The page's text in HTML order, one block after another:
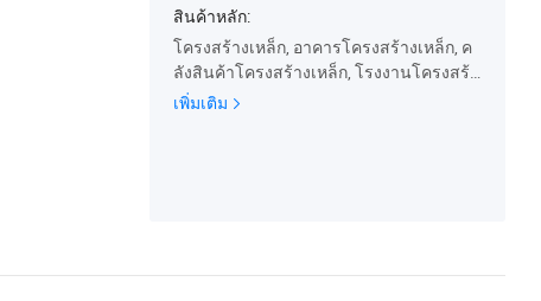
สินค้าหลัก:
โครงสร้างเหล็ก, อาคารโครงสร้างเหล็ก, ค
ลังสินค้าโครงสร้างเหล็ก, โรงงานโครงสร้า
งเหล็ก, สะพานเบลีย์, บ้านสำเร็จรูป, บ้านตู้ค
เพิ่มเติม